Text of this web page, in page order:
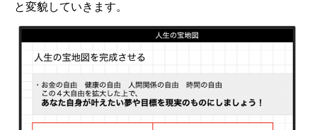
と変貌していきます。